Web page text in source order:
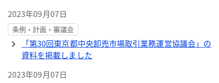
2023年09月07日
条例・計画・審議会
「第30回東京都中央卸売市場取引業務運営協議会」の
資料を掲載しました
2023年09月07日